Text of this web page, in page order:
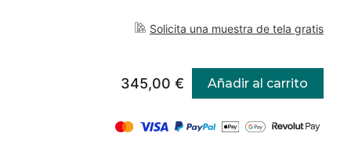
Solicita una muestra de tela gratis
345,00 € Añadir al carrito